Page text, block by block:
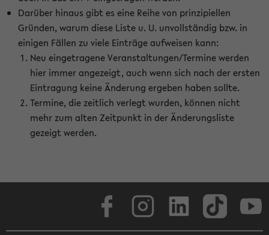
Darüber hinaus gibt es eine Reihe von prinzipiellen
Gründen, warum diese Liste u. U. unvollständig bzw. in
einigen Fällen zu viele Einträge aufweisen kann:
Neu eingetragene Veranstaltungen/Termine werden
hier immer angezeigt, auch wenn sich nach der ersten
Eintragung keine Änderung ergeben haben sollte.
Termine, die zeitlich verlegt wurden, können nicht
mehr zum alten Zeitpunkt in der Änderungsliste
gezeigt werden.